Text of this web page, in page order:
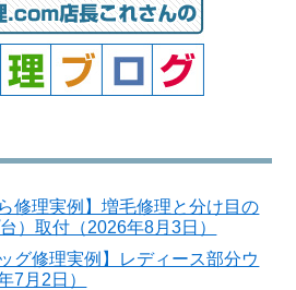
修理実例】増毛修理と分け目の
）取付（2026年8月3日）
グ修理実例】レディース部分ウ
7月2日）